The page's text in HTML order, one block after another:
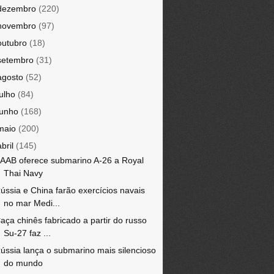
(220)
(97)
(18)
(31)
(52)
(84)
(168)
(200)
(145)
oferece submarino A-26 a Royal
Thai Navy
e China farão exercícios navais
no mar Medi...
chinês fabricado a partir do russo
Su-27 faz ...
lança o submarino mais silencioso
do mundo